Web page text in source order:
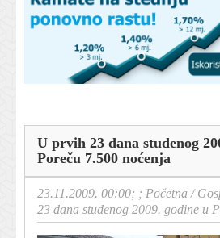
U prvih 23 dana studenog
Poreču 7.500 noćenja
23.11.2009. 00:00; ; Početna /
23 dana studenog 2009. godine u